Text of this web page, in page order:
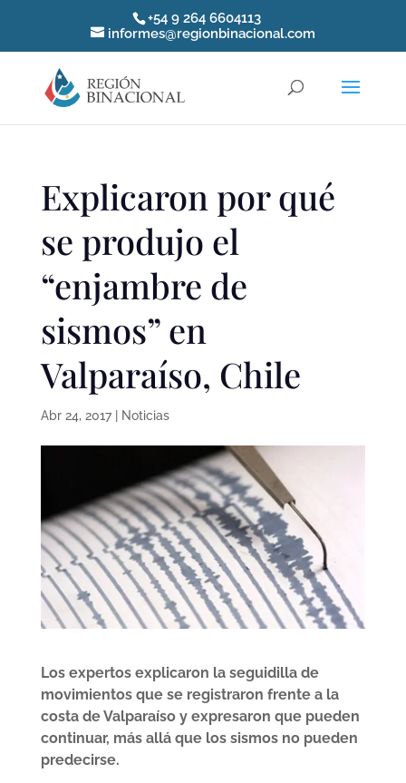
+54 9 264 6604113
informes@regionbinacional.com
Explicaron por qué
se produjo el
“enjambre de
sismos” en
Valparaíso, Chile
Abr 24, 2017| Noticias
Los expertos explicaron la seguidilla de
movimientos que se registraron frente a la
costa de Valparaíso y expresaron que pueden
continuar, más allá que los sismos no pueden
predecirse.